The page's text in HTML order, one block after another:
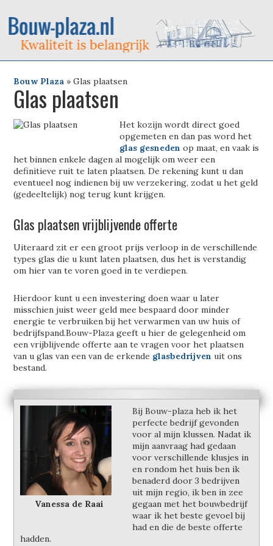
Bouw Plaza »Glas plaatsen
Glas plaatsen
Het kozijn wordt direct goed
opgemeten en dan pas word het
glas gesneden op maat, en vaak is
het binnen enkele dagen al mogelijk om weer een
definitieve ruit te laten plaatsen. De rekening kunt u dan
eventueel nog indienen bij uw verzekering, zodat u het geld
(gedeeltelijk) nog terug kunt krijgen.
Glas plaatsen vrijblijvende offerte
Uiteraard zit er een groot prijs verloop in de verschillende
types glas die u kunt laten plaatsen, dus het is verstandig
om hier van te voren goed in te verdiepen.
Hierdoor kunt u een investering doen waar u later
misschien juist weer geld mee bespaard door minder
energie te verbruiken bij het verwarmen van uw huis of
bedrijfspand.Bouw-Plaza geeft u hier de gelegenheid om
een vrijblijvende offerte aan te vragen voor het plaatsen
van u glas van een van de erkende glasbedrijvenuit ons
bestand.
Vanessa de Raai
Bij Bouw-plaza heb ik het
perfecte bedrijf gevonden
voor al mijn klussen. Nadat ik
mijn aanvraag had gedaan
voor verschillende klusjes in
en rondom het huis ben ik
benaderd door 3 bedrijven
uit mijn regio, ik ben in zee
gegaan met het bouwbedrijf
waar ik het beste gevoel bij
had en die de beste offerte
hadden.